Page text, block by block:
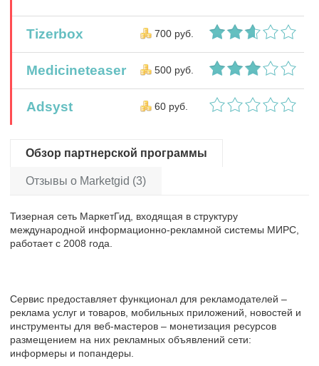
Tizerbox 700 руб.
Medicineteaser 500 руб.
Adsyst 60 руб.
Обзор партнерской программы
Отзывы о Marketgid (3)
Тизерная сеть МаркетГид, входящая в структуру
международной информационно-рекламной системы МИРС,
работает с 2008 года.
Сервис предоставляет функционал для рекламодателей –
реклама услуг и товаров, мобильных приложений, новостей и
инструменты для веб-мастеров – монетизация ресурсов
размещением на них рекламных объявлений сети:
информеры и попандеры.